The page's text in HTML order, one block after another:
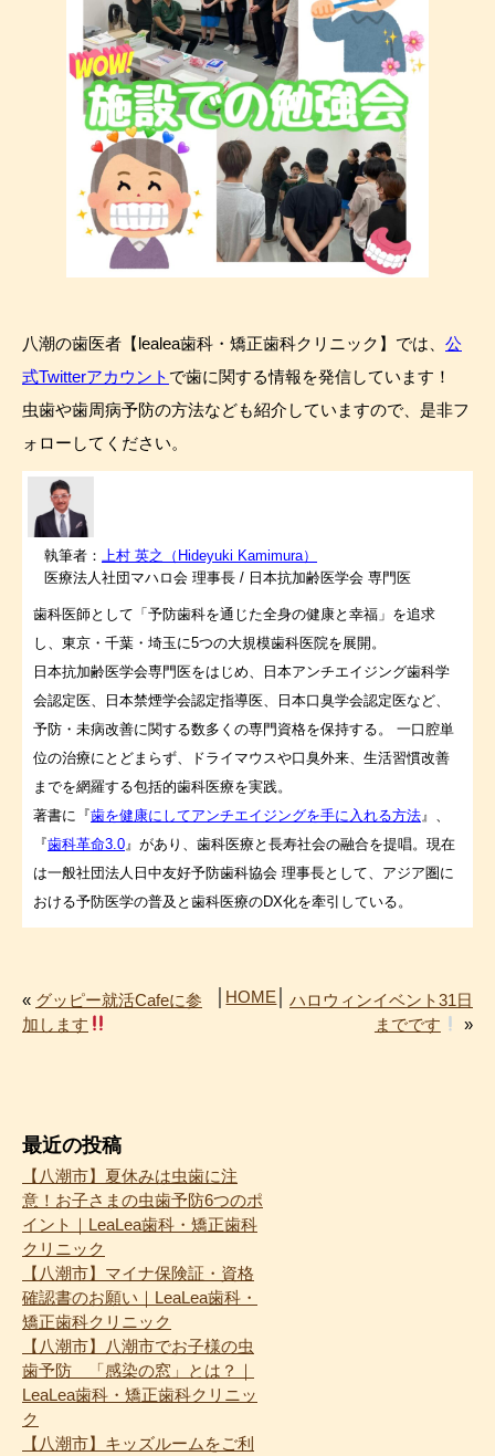
八潮の歯医者【lealea歯科・矯正歯科クリニック】では、 公
式Twitterアカウント で歯に関する情報を発信しています！
虫歯や歯周病予防の方法なども紹介していますので、是非フ
ォローしてください。
執筆者：
上村 英之（Hideyuki Kamimura）
医療法人社団マハロ会 理事長 / 日本抗加齢医学会 専門医
歯科医師として「予防歯科を通じた全身の健康と幸福」を追求
し、東京・千葉・埼玉に5つの大規模歯科医院を展開。
日本抗加齢医学会専門医をはじめ、日本アンチエイジング歯科学
会認定医、日本禁煙学会認定指導医、日本口臭学会認定医など、
予防・未病改善に関する数多くの専門資格を保持する。 一口腔単
位の治療にとどまらず、ドライマウスや口臭外来、生活習慣改善
までを網羅する包括的歯科医療を実践。
著書に『歯を健康にしてアンチエイジングを手に入れる方法 』、
『歯科革命3.0 』があり、歯科医療と長寿社会の融合を提唱。現在
は一般社団法人日中友好予防歯科協会 理事長として、アジア圏に
おける予防医学の普及と歯科医療のDX化を牽引している。
« グッピー就活Cafeに参
加します
HOME
ハロウィンイベント31日
までです
»
最近の投稿
【八潮市】夏休みは虫歯に注
意！お子さまの虫歯予防6つのポ
イント｜LeaLea歯科・矯正歯科
クリニック
【八潮市】マイナ保険証・資格
確認書のお願い｜LeaLea歯科・
矯正歯科クリニック
【八潮市】八潮市でお子様の虫
歯予防 「感染の窓」とは？｜
LeaLea歯科・矯正歯科クリニッ
ク
【八潮市】キッズルームをご利